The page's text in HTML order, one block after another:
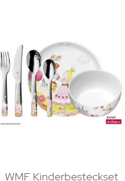
WMF Kinderbesteckset